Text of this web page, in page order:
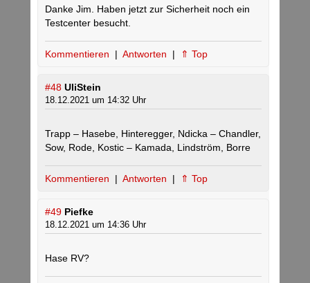
Danke Jim. Haben jetzt zur Sicherheit noch ein
Testcenter besucht.
Kommentieren | Antworten | ⇑ Top
#48 UliStein
18.12.2021 um 14:32 Uhr
Trapp – Hasebe, Hinteregger, Ndicka – Chandler,
Sow, Rode, Kostic – Kamada, Lindström, Borre
Kommentieren | Antworten | ⇑ Top
#49 Piefke
18.12.2021 um 14:36 Uhr
Hase RV?